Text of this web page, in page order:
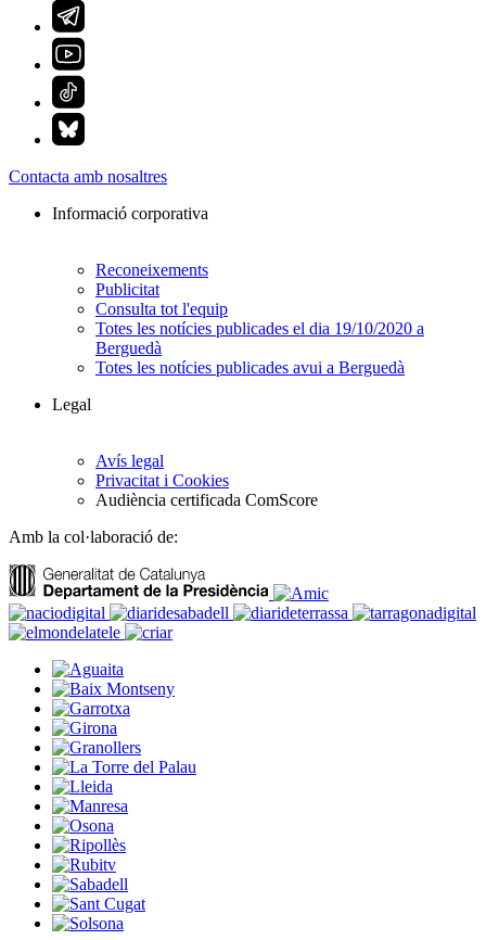
Contacta amb nosaltres
Informació corporativa
Reconeixements
Publicitat
Consulta tot l'equip
Totes les notícies publicades el dia 19/10/2020 a
Berguedà
Totes les notícies publicades avui a Berguedà
Legal
Avís legal
Privacitat i Cookies
Audiència certificada ComScore
Amb la col·laboració de: